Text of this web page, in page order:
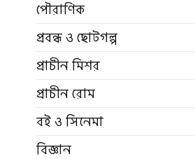
পৌরাণিক
প্রবন্ধ ও ছোটগল্প
প্রাচীন মিশর
প্রাচীন রোম
বই ও সিনেমা
বিজ্ঞান